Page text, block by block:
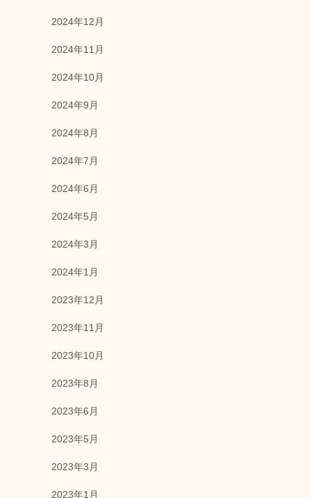
2024年12月
2024年11月
2024年10月
2024年9月
2024年8月
2024年7月
2024年6月
2024年5月
2024年3月
2024年1月
2023年12月
2023年11月
2023年10月
2023年8月
2023年6月
2023年5月
2023年3月
2023年1月